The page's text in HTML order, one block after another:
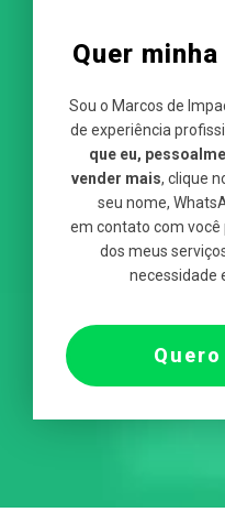
Quer
Sou o Marcos de
de experiência
que eu,
vender mais, clique
seu nome,
em contato com você
dos meus
necessidade